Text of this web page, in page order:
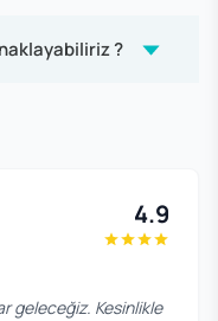
?
4.9
geleceğiz. Kesinlikle